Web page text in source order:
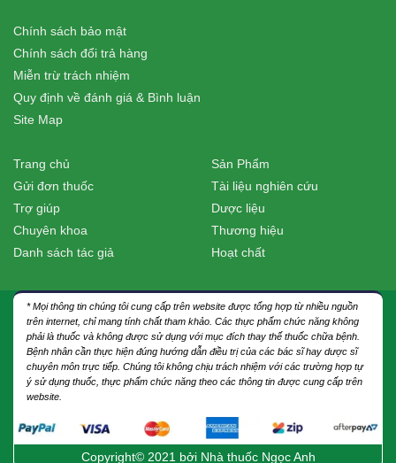
Chính sách bảo mật
Chính sách đổi trả hàng
Miễn trừ trách nhiệm
Quy định về đánh giá & Bình luận
Site Map
Trang chủ
Gửi đơn thuốc
Trợ giúp
Chuyên khoa
Danh sách tác giả
Sản Phẩm
Tài liệu nghiên cứu
Dược liệu
Thương hiệu
Hoạt chất
* Mọi thông tin chúng tôi cung cấp trên website được tổng hợp từ nhiều nguồn
trên internet, chỉ mang tính chất tham khảo. Các thực phẩm chức năng không
phải là thuốc và không được sử dụng với mục đích thay thế thuốc chữa bệnh.
Bệnh nhân cần thực hiện đúng hướng dẫn điều trị của các bác sĩ hay dược sĩ
chuyên môn trực tiếp. Chúng tôi không chịu trách nhiệm với các trường hợp tự
ý sử dụng thuốc, thực phẩm chức năng theo các thông tin được cung cấp trên
website.
Copyright© 2021 bởi Nhà thuốc Ngọc Anh